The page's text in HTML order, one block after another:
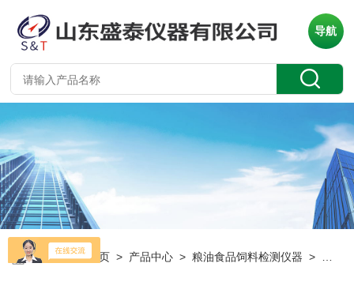
导航
当前位置：首页 > 产品中心 >粮油食品饲料检测仪器 > 振筛机/检验筛